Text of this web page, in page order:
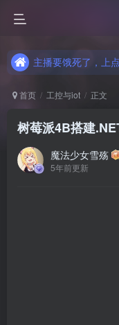
主播要饿死了，上
主播要饿死了，上
首页 工控与iot 正文
树莓派4B搭建
魔法少女雪殇
5年前更新